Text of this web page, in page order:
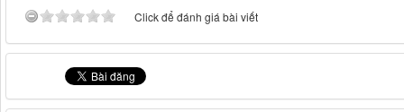
Click để đánh giá bài viết